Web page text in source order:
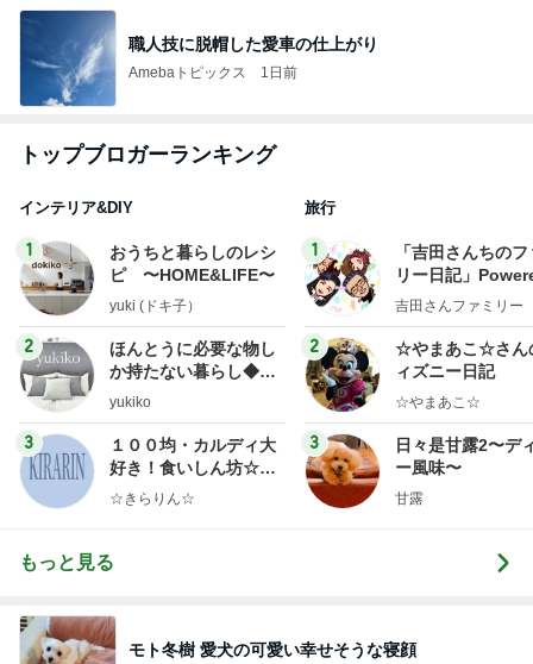
職人技に脱帽した愛車の仕上がり
Amebaトピックス 1日前
トップブロガーランキング
インテリア&DIY
1
おうちと暮らしのレシ
ピ 〜HOME&LIFE〜
yuki (ドキ子）
2
ほんとうに必要な物し
か持たない暮らし◆Ke
ep Life Simple◆〜イ
yukiko
3
１００均・カルディ大
好き！食いしん坊☆き
らりん☆のブログ
☆きらりん☆
旅行
1
「吉田さんちの
リー日記」
y Ameba 吉田さ
ログ
吉田さんファミリー
2
☆やまあこ☆さん
ィズニー日記
☆やまあこ☆
3
日々是甘露2〜デ
ー風味〜
甘露
もっと見る
モト冬樹 愛犬の可愛い幸せそうな寝顔